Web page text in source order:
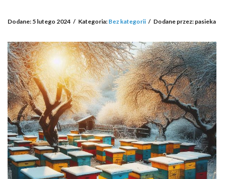
Dodane: 5 lutego 2024 / Kategoria: Bez kategorii / Dodane przez: pasieka